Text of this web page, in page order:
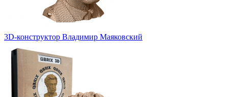
3D-конструктор Владимир Маяковский